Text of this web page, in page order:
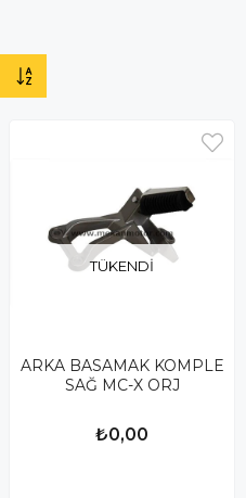
TÜKENDI
ARKA BASAMAK KOMPLE
SAĞ MC-X ORJ
₺0,00